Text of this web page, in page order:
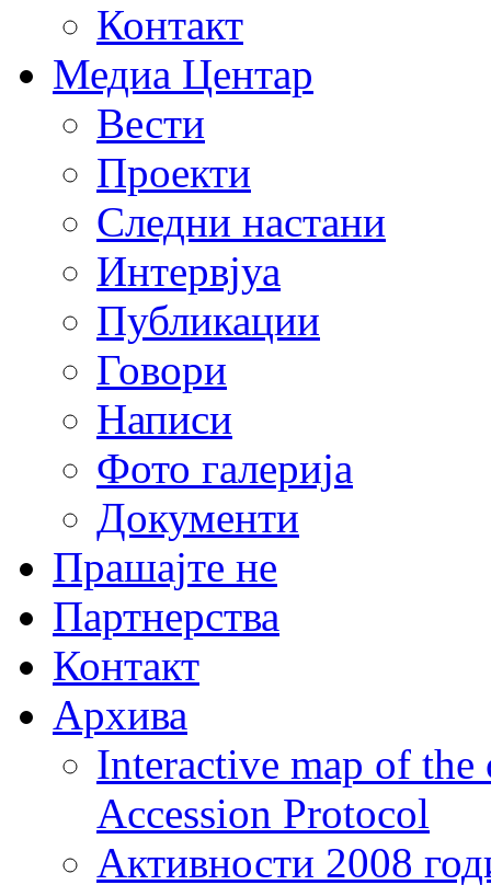
Контакт
Медиа Центар
Вести
Проекти
Следни настани
Интервјуа
Публикации
Говори
Написи
Фото галерија
Документи
Прашајте не
Партнерства
Контакт
Архива
Interactive map of
Accession Protocol
Активности 2008